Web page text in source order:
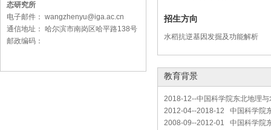
态研究所
电子邮件： wangzhenyu@iga.ac.cn
通信地址： 哈尔滨市南岗区哈平路138号
邮政编码：
招生方向
水稻抗逆基因发掘及功能解析
教育背景
2018-12--中国科学院东北地理
2012-04--2018-12 中国科学院
2008-09--2012-01 中国科学院